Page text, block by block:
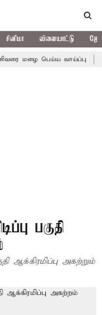
சினிமா விளையாட்டு
மழை பெய்ய வாய்ப்பு
பகுதி
ஆக்கிரமிப்பு அகற்றும்